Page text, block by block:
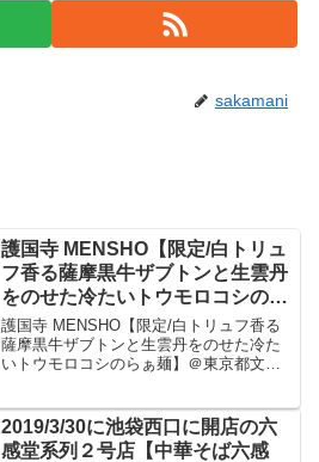
sakamani
護国寺 MENSHO【限定/白トリュ
フ香る薩摩黒牛ザブトンと生雲丹
をのせた冷たいトウモロコシのら
ぁ麺】＠東京都文京区護国寺駅
トリュフ香るクリーミーなとうも
ろこしスープと様々な具材が美味
護国寺 MENSHO【限定/白トリュフ香る
薩摩黒牛ザブトンと生雲丹をのせた冷た
いトウモロコシのらぁ麺】＠東京都文京
い限定をいただきました。MENSHO護国
寺「麺や庄の」...
2019/3/30に池袋西口に開店の六
感堂系列２号店【中華そば六感